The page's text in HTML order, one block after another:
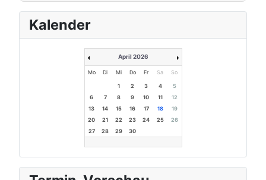
Kalender
April 2026
Mo Di Mi Do Fr Sa So
1 2 3 4
5
6
7 8 9 10 11
12
13
14 15 16 17 18
19
20
21 22 23 24 25
26
27
28 29 30